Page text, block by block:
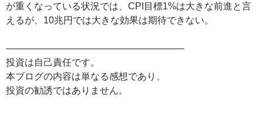
が重くなっている状況では、CPI目標1%は大きな前進と言
えるが、10兆円では大きな効果は期待できない。
———————————————————
投資は自己責任です。
本ブログの内容は単なる感想であり、
投資の勧誘ではありません。